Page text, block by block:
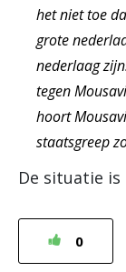
het niet toe
grote
nederlaag
tegen
hoort
staatsgreep
De situatie
0